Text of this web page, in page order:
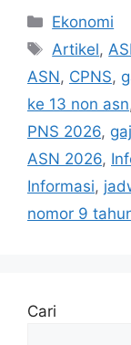
Kategori
Ekonomi
Tag
Artikel,
ASN, CPNS,
ke 13 non asn
PNS 2026,
ASN 2026,
Informasi,
nomor 9
Cari